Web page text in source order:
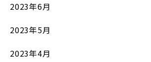
2023年6月
2023年5月
2023年4月